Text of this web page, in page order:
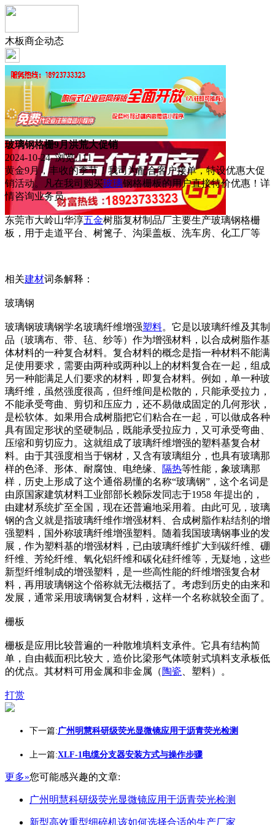
木板商企动态
玻璃钢格栅9月洪荒大促销
2024-10-24 浏览:111
黄金9月，丰收的季节！我司为配合客户接单，特设优惠大促
销活动。凡在我司购买玻璃钢格栅板的用户直接特价优惠！详
情咨询业务员
东莞市大岭山华淳五金树脂复材制品厂主要生产玻璃钢格栅
板，用于走道平台、树篦子、沟渠盖板、洗车房、化工厂等
相关建材词条解释：
玻璃钢
玻璃钢玻璃钢学名玻璃纤维增强塑料。它是以玻璃纤维及其制
品（玻璃布、带、毡、纱等）作为增强材料，以合成树脂作基
体材料的一种复合材料。复合材料的概念是指一种材料不能满
足使用要求，需要由两种或两种以上的材料复合在一起，组成
另一种能满足人们要求的材料，即复合材料。例如，单一种玻
璃纤维，虽然强度很高，但纤维间是松散的，只能承受拉力，
不能承受弯曲、剪切和压应力，还不易做成固定的几何形状，
是松软体。如果用合成树脂把它们粘合在一起，可以做成各种
具有固定形状的坚硬制品，既能承受拉应力，又可承受弯曲、
压缩和剪切应力。这就组成了玻璃纤维增强的塑料基复合材
料。由于其强度相当于钢材，又含有玻璃组分，也具有玻璃那
样的色泽、形体、耐腐蚀、电绝缘、
隔热等性能，象玻璃那
样，历史上形成了这个通俗易懂的名称“玻璃钢”，这个名词是
由原国家建筑材料工业部部长赖际发同志于1958 年提出的，
由建材系统扩至全国，现在还普遍地采用着。由此可见，玻璃
钢的含义就是指玻璃纤维作增强材料、合成树脂作粘结剂的增
强塑料，国外称玻璃纤维增强塑料。随着我国玻璃钢事业的发
展，作为塑料基的增强材料，已由玻璃纤维扩大到碳纤维、硼
纤维、芳纶纤维、氧化铝纤维和碳化硅纤维等，无疑地，这些
新型纤维制成的增强塑料，是一些高性能的纤维增强复合材
料，再用玻璃钢这个俗称就无法概括了。考虑到历史的由来和
发展，通常采用玻璃钢复合材料，这样一个名称就较全面了。
栅板
栅板是应用比较普遍的一种散堆填料支承件。它具有结构简
单，自由截面积比较大，造价比梁形气体喷射式填料支承板低
的优点。其材料可用金属和非金属（ 陶瓷 、塑料）。
打赏
下一篇:广州明慧科研级荧光显微镜应用于沥青荧光检测
上一篇:XLF-1电缆分支器安装方式与操作步骤
更多»您可能感兴趣的文章:
广州明慧科研级荧光显微镜应用于沥青荧光检测
新型高效重型细碎机该如何选择合适的生产厂家